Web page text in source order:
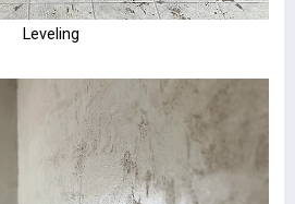
Leveling